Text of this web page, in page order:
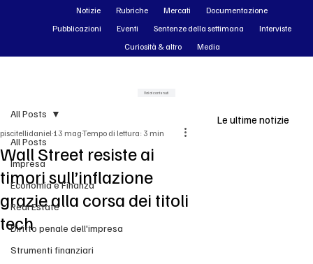
All Posts
Impresa
Economia e Finanza
Real Estate
Diritto penale dell'impresa
Strumenti finanziari
All Posts
Wall Street resiste ai
timori sull’inflazione
grazie alla corsa dei titoli
tech
piscitellidaniel 13 magTempo di lettura: 3 min
Le ultime notizie
Notizie Rubriche Mercati
Documentazione
Pubblicazioni
Eventi Sentenze della settimana
Interviste
Curiosità & altro
Media
Vai ai contenuti